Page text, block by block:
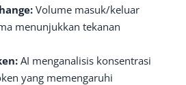
Volume masuk/keluar
menunjukkan tekanan
AI menganalisis konsentrasi
yang memengaruhi